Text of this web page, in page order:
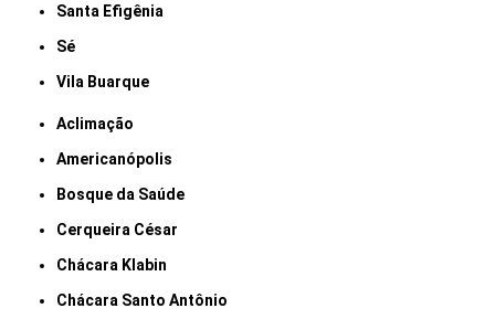
Santa Efigênia
Sé
Vila Buarque
Aclimação
Americanópolis
Bosque da Saúde
Cerqueira César
Chácara Klabin
Chácara Santo Antônio